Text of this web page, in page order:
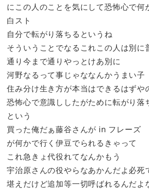
にこの人のことを気にして恐怖心で何
白スト
自分で転がり落ちるというね
そういうことでなるこれこの人は別に
通り今まで通りやっとけあ別に
河野なるって事じゃななんかうまい子
住み分け生き方が本当はできるはずや
恐怖心で意識ししたがために転がり落
という
買った俺だぁ藤谷さんが in フレーズ
が何かで行く伊豆でられるきゃって
これ急きょ代役れてなんかもう
宇治原さんの役やらなあかんだよ必死
堪えだけど追加等一切呼ばれるんだよ